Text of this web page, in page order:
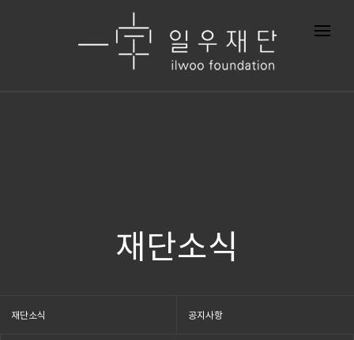
재단소식
재단소식 공지사항